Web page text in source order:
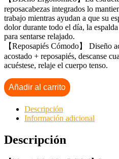
reposacabezas integrados lo
trabajo mientras ayudan a que su
dolor durante todo el día, la
para sentarse relajado.
【Reposapiés Cómodo】 Diseño
acostado + reposapiés, descanse
acuéstese, relaje el cuerpo tenso.
Añadir al carrito
Descripción
Información adicional
Descripción